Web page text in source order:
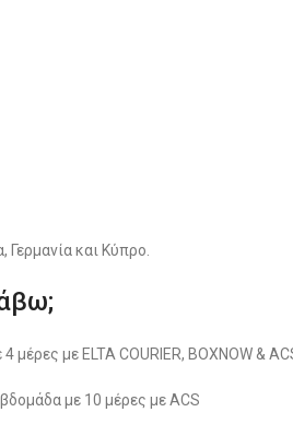
και Κύπρο.
με ELTA COURIER, BOXNOW &
με 10 μέρες με ACS